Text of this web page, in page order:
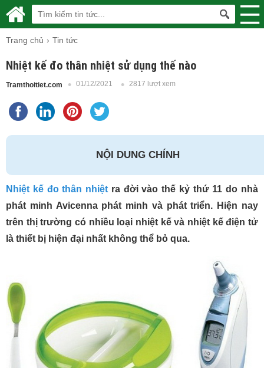
Trang chủ Tin tức
Nhiệt kế đo thân nhiệt sử dụng thế nào
Tramthoitiet.com 01/12/2021 2817 lượt xem
NỘI DUNG CHÍNH
Nhiệt kế đo thân nhiệt ra đời vào thế kỷ thứ 11 do nhà
phát minh Avicenna phát minh và phát triển. Hiện nay
trên thị trường có nhiều loại nhiệt kế và nhiệt kế điện tử
là thiết bị hiện đại nhất không thể bỏ qua.